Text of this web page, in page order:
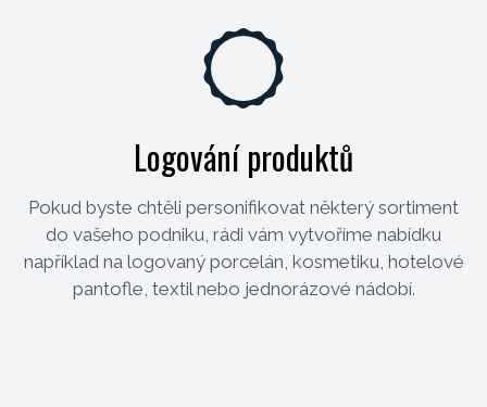
Logování produktů
Pokud byste chtěli personifikovat některý sortiment
do vašeho podniku, rádi vám vytvoříme nabídku
například na logovaný porcelán, kosmetiku, hotelové
pantofle, textil nebo jednorázové nádobí.